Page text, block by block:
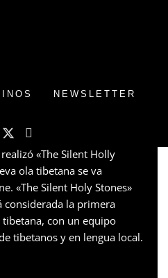
NEWSLETTER
Y LA
«The Silent Holly
ola tibetana se va
«The Silent Holy Stones»
considerada la primera
con un equipo
tibetanos y en lengua local.